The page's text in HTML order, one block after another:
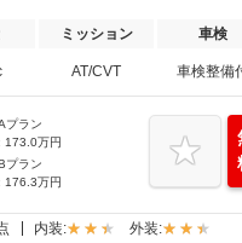
ミッション 車検
AT/CVT 車検整備
プラン
: 173.0万円
プラン
: 176.3万円
内装: 外装: